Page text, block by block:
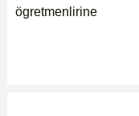
ögretmenlirine